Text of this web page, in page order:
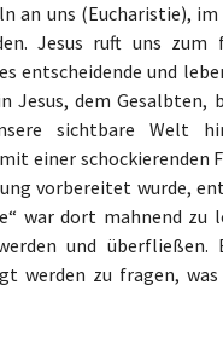
an uns (Eucharistie),
Jesus ruft uns zum
entscheidende und
dem Gesalbten,
sichtbare Welt
einer schockierenden
vorbereitet wurde,
war dort mahnend zu
und überfließen.
werden zu fragen,